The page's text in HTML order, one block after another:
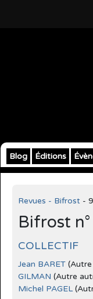
Blog Éditions
Revues - Bifrost -
Bifrost
COLLECTIF
Jean BARET
GILMAN (Autre
Michel PAGEL